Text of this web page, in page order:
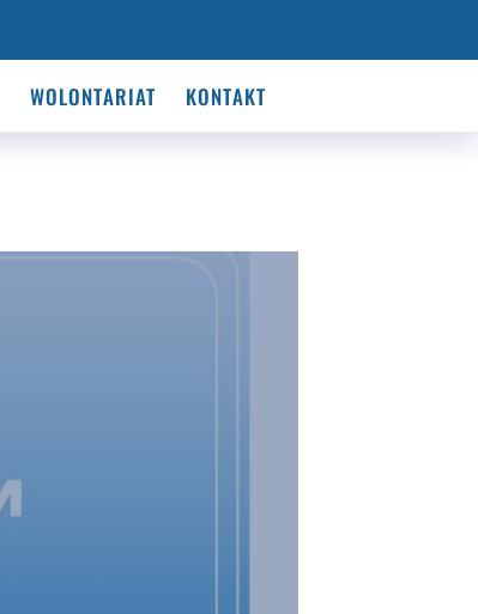
WOLONTARIAT KONTAKT